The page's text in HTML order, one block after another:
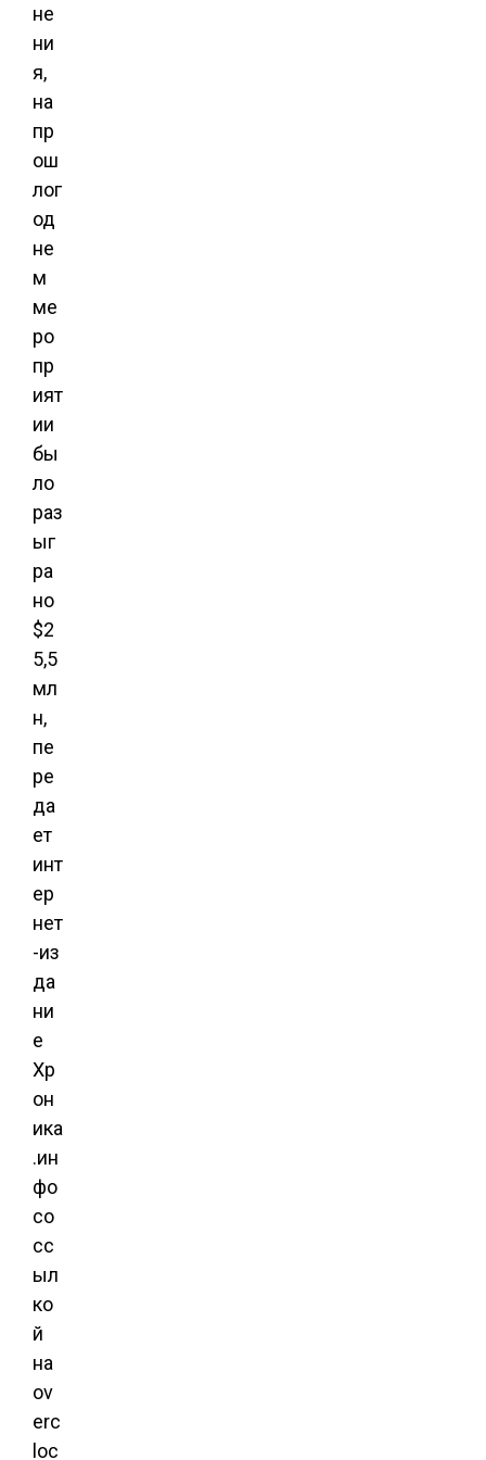
не
ни
я,
на
пр
ош
лог
од
не
м
ме
ро
пр
ият
ии
бы
ло
раз
ыг
ра
но
$2
5,5
мл
н,
пе
ре
да
ет
инт
ер
нет
-из
да
ни
е
Хр
он
ика
.ин
фо
со
сс
ыл
ко
й
на
ov
erc
loc